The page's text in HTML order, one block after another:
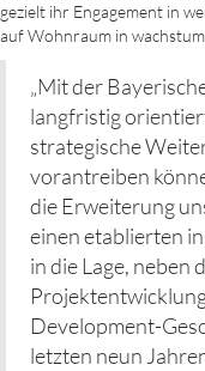
gezielt ihr Engagement in
auf Wohnraum in
„Mit der
langfristig
strategische
vorantreiben
die Erweiterung
einen etablierten
in die Lage, neben
Development-
letzten neun